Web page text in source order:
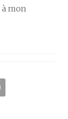
mon